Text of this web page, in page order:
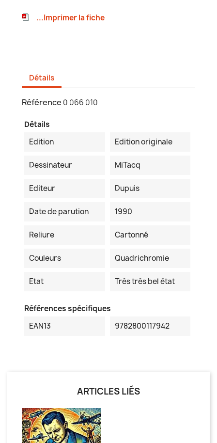
...Imprimer la fiche
Détails
Référence 0 066 010
Détails
Edition
Edition originale
Dessinateur MiTacq
Editeur Dupuis
Date de parution 1990
Reliure Cartonné
Couleurs Quadrichromie
Etat Très très bel état
Références spécifiques
EAN13
9782800117942
ARTICLES LIÉS